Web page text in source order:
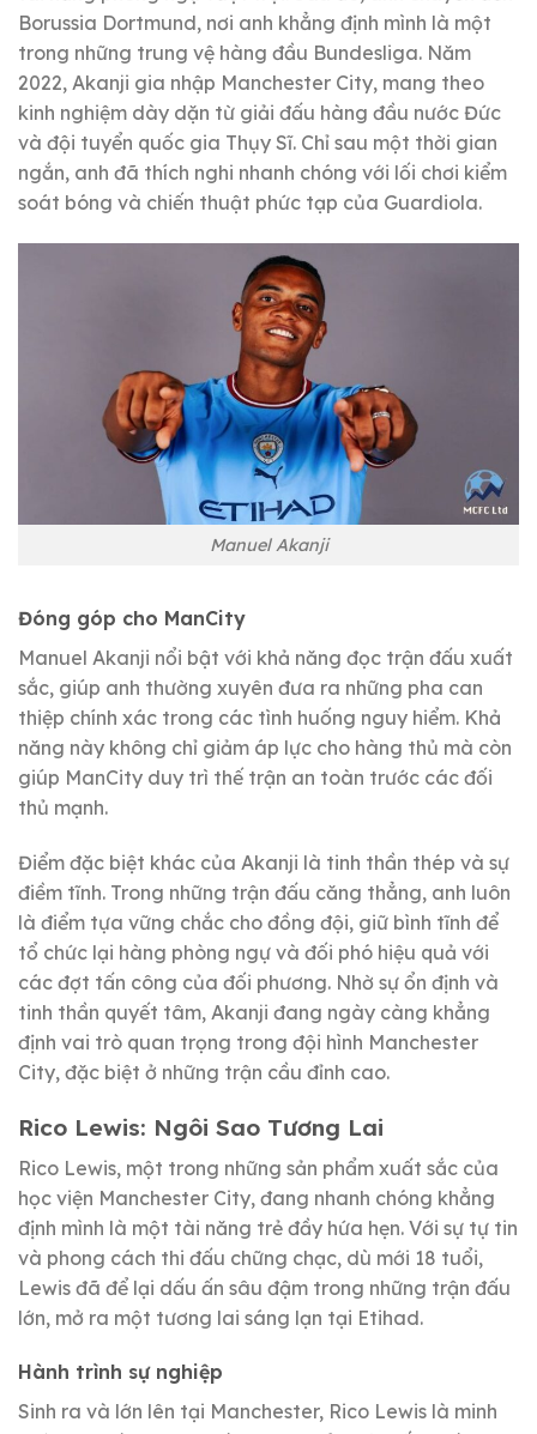
Borussia Dortmund, nơi anh khẳng định mình là một
trong những trung vệ hàng đầu Bundesliga. Năm
2022, Akanji gia nhập Manchester City, mang theo
kinh nghiệm dày dặn từ giải đấu hàng đầu nước Đức
và đội tuyển quốc gia Thụy Sĩ. Chỉ sau một thời gian
ngắn, anh đã thích nghi nhanh chóng với lối chơi kiểm
soát bóng và chiến thuật phức tạp của Guardiola.
Manuel Akanji
Đóng góp cho ManCity
Manuel Akanji nổi bật với khả năng đọc trận đấu xuất
sắc, giúp anh thường xuyên đưa ra những pha can
thiệp chính xác trong các tình huống nguy hiểm. Khả
năng này không chỉ giảm áp lực cho hàng thủ mà còn
giúp ManCity duy trì thế trận an toàn trước các đối
thủ mạnh.
Điểm đặc biệt khác của Akanji là tinh thần thép và sự
điềm tĩnh. Trong những trận đấu căng thẳng, anh luôn
là điểm tựa vững chắc cho đồng đội, giữ bình tĩnh để
tổ chức lại hàng phòng ngự và đối phó hiệu quả với
các đợt tấn công của đối phương. Nhờ sự ổn định và
tinh thần quyết tâm, Akanji đang ngày càng khẳng
định vai trò quan trọng trong đội hình Manchester
City, đặc biệt ở những trận cầu đỉnh cao.
Rico Lewis: Ngôi Sao Tương Lai
Rico Lewis, một trong những sản phẩm xuất sắc của
học viện Manchester City, đang nhanh chóng khẳng
định mình là một tài năng trẻ đầy hứa hẹn. Với sự tự tin
và phong cách thi đấu chững chạc, dù mới 18 tuổi,
Lewis đã để lại dấu ấn sâu đậm trong những trận đấu
lớn, mở ra một tương lai sáng lạn tại Etihad.
Hành trình sự nghiệp
Sinh ra và lớn lên tại Manchester, Rico Lewis là minh